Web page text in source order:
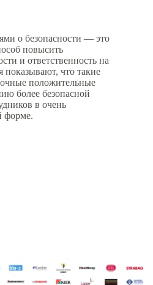
о безопасности — это
повысить
и ответственность на
показывают, что такие
положительные
более безопасной
в очень
форме.